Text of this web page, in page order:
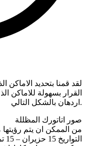
لقد قمنا بتحديد
القرار بسهولة للاماكن
اردهان بالشكل التالي.
صور اتاتورك المظللة